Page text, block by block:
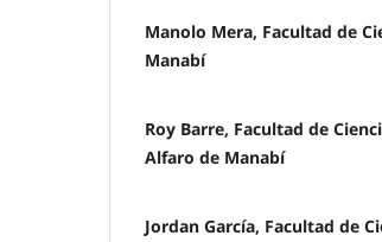
Manolo Mera, Facultad de
Manabí
Roy Barre, Facultad de
Alfaro de Manabí
Jordan García, Facultad de